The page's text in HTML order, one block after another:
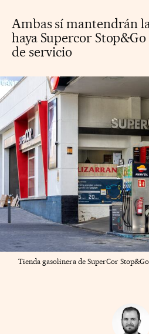
Ambas sí mantendrán
haya Supercor
de servicio
Tienda gasolinera de SuperCor